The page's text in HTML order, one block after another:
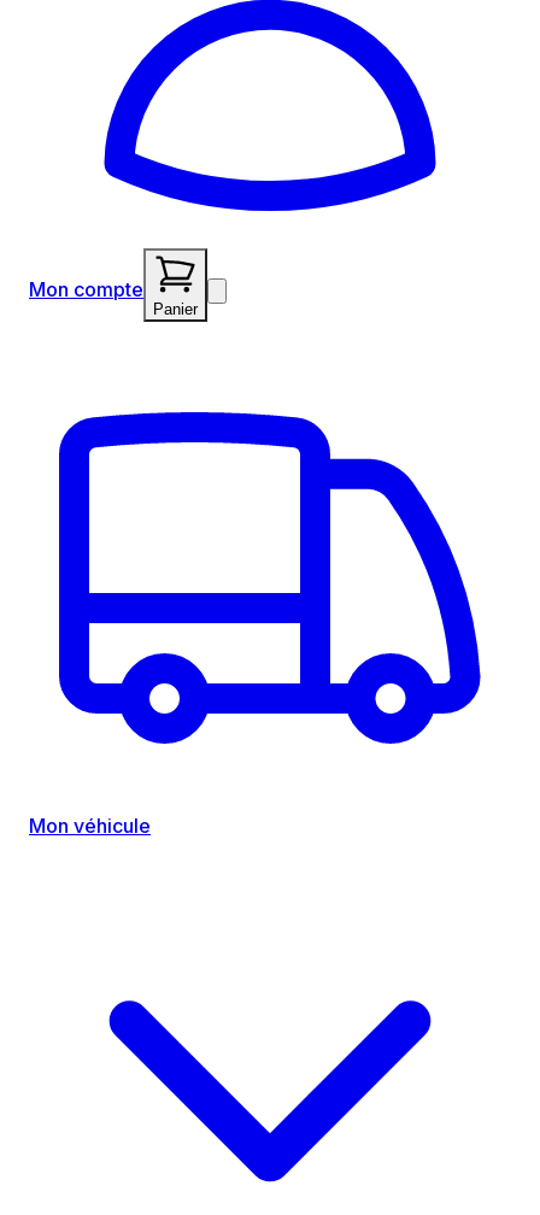
Mon compte
Panier
Mon véhicule